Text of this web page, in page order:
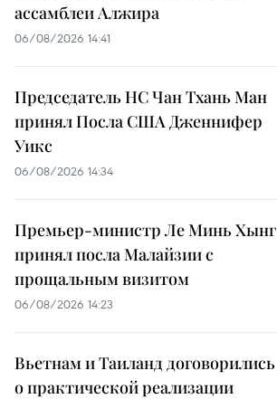
ассамблеи Алжира
06/08/2026 14:41
Председатель НС Чан Тхань Ман
принял Посла США Дженнифер
Уикс
06/08/2026 14:34
Премьер-министр Ле Минь Хынг
принял посла Малайзии с
прощальным визитом
06/08/2026 14:23
Вьетнам и Таиланд договорились
о практической реализации